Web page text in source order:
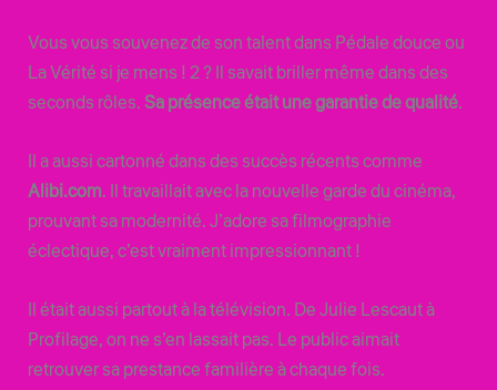
Vous vous souvenez de son talent dans Pédale douce ou
La Vérité si je mens ! 2 ? Il savait briller même dans des
seconds rôles.Sa présence était une garantie de qualité.
Il a aussi cartonné dans des succès récents comme
Alibi.com. Il travaillait avec la nouvelle garde du cinéma,
prouvant sa modernité. J’adore sa filmographie
éclectique, c’est vraiment impressionnant !
Il était aussi partout à la télévision. De Julie Lescaut à
Profilage, on ne s’en lassait pas. Le public aimait
retrouver sa prestance familière à chaque fois.